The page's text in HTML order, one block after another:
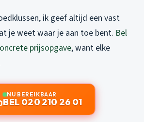
ik geef altijd een vast
je weet waar je aan toe bent. Bel
prijsopgave, want elke
NU BEREIKBAAR
BEL 020 210 26 01